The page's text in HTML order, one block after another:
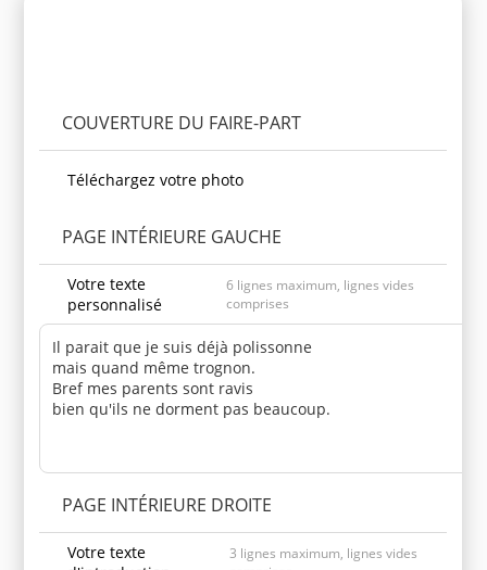
COUVERTURE DU FAIRE-PART
Téléchargez votre photo
PAGE INTÉRIEURE GAUCHE
Votre texte
personnalisé
6 lignes maximum, lignes vides
comprises
PAGE INTÉRIEURE DROITE
Votre texte
3 lignes maximum, lignes vides